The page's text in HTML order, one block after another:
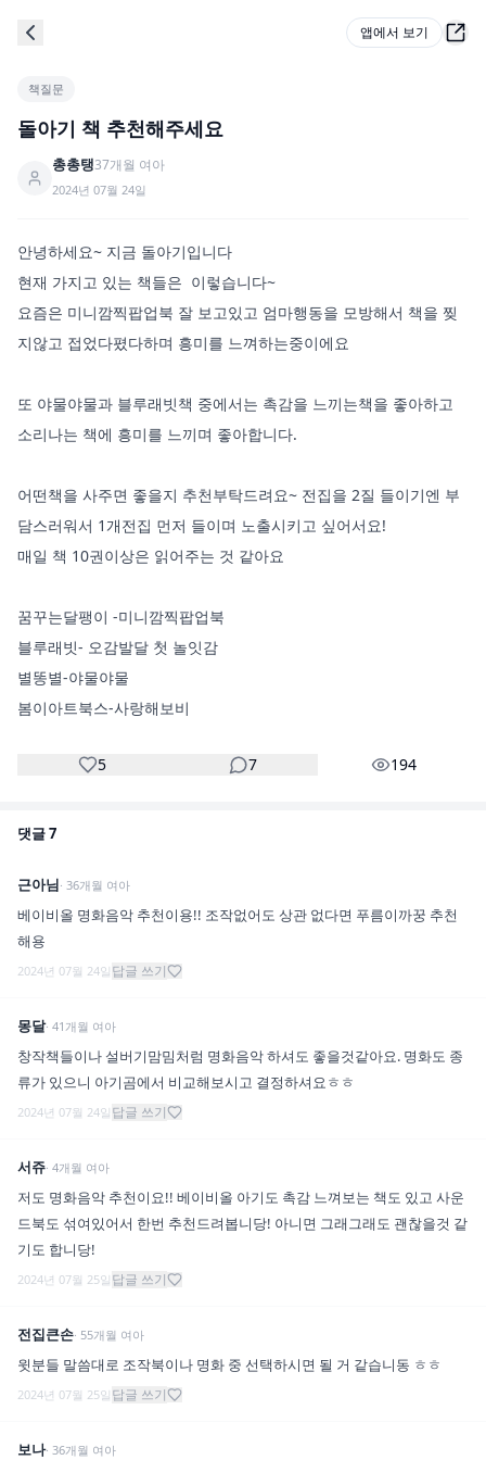
앱에서 보기
책질문
돌아기 책 추천해주세요
총총탱37개월 여아
2024년 07월 24일
안녕하세요~ 지금 돌아기입니다
현재 가지고 있는 책들은  이렇습니다~
요즘은 미니깜찍팝업북 잘 보고있고 엄마행동을 모방해서 책을 찢
지않고 접었다폈다하며 흥미를 느껴하는중이에요
또 야물야물과 블루래빗책 중에서는 촉감을 느끼는책을 좋아하고
소리나는 책에 흥미를 느끼며 좋아합니다.
어떤책을 사주면 좋을지 추천부탁드려요~ 전집을 2질 들이기엔 부
담스러워서 1개전집 먼저 들이며 노출시키고 싶어서요!
매일 책 10권이상은 읽어주는 것 같아요
꿈꾸는달팽이 -미니깜찍팝업북
블루래빗- 오감발달 첫 놀잇감
별똥별-야물야물
봄이아트북스-사랑해보비
5 7 194
댓글7
근아님· 36개월 여아
베이비올 명화음악 추천이용!! 조작없어도 상관 없다면 푸름이까꿍 추천
해용
2024년 07월 24일 답글 쓰기
몽달· 41 개월 여아
창작책들이나 설버기맘밈처럼 명화음악 하셔도 좋을것같아요. 명화도 종
류가 있으니 아기곰에서 비교해보시고 결정하셔요ㅎㅎ
2024년 07월 24일 답글 쓰기
서쥬· 4개월 여아
저도 명화음악 추천이요!! 베이비올 아기도 촉감 느껴보는 책도 있고 사운
드북도 섞여있어서 한번 추천드려봅니당! 아니면 그래그래도 괜찮을것 같
기도 합니당!
2024년 07월 25일 답글 쓰기
전집큰손· 55개월 여아
윗분들 말씀대로 조작북이나 명화 중 선택하시면 될 거 같습니동 ㅎㅎ
2024년 07월 25일 답글 쓰기
보나· 36개월 여아